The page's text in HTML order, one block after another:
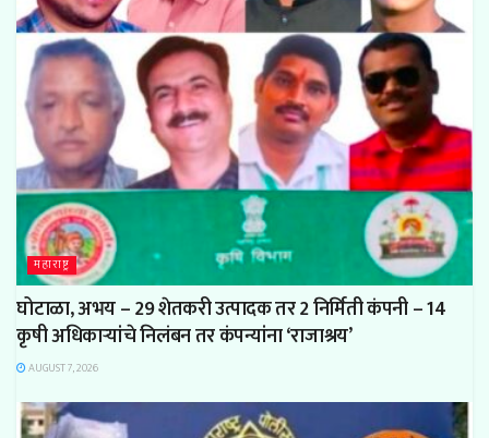
महाराष्ट्र
घोटाळा, अभय – 29 शेतकरी उत्पादक तर 2 निर्मिती कंपनी – 14
कृषी अधिकाऱ्यांचे निलंबन तर कंपन्यांना ‘राजाश्रय’
AUGUST 7, 2026